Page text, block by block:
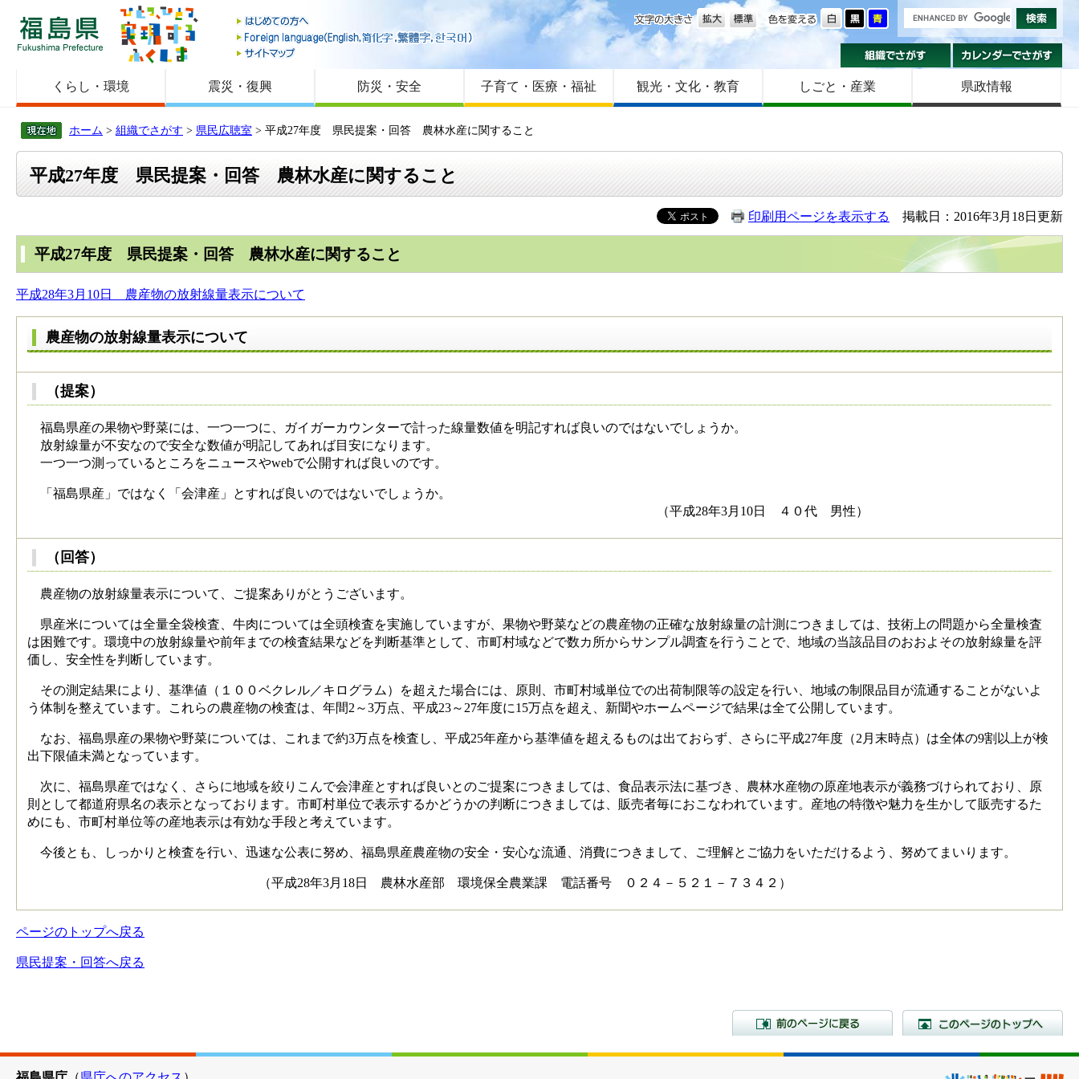
福島県
はじめての方へ
Foreign language
サイトマップ
色を変える
文字の大きさ
組織でさがす
くらし・環境 震災・復興 防災・安全 子育て・医療・福祉 観光・文化・教育 しごと・産業 県政情報
ホーム > 組織でさがす > 県民広聴室 > 平成27年度 県民提案・回答 農林水産に関すること
平成27年度 県民提案・回答 農林水産に関すること
印刷用ページを表示する 掲載日：2016年3月18日更新
平成27年度 県民提案・回答 農林水産に関すること
平成28年3月10日 農産物の放射線量表示について
農産物の放射線量表示について
（提案）
福島県産の果物や野菜には、一つ一つに、ガイガーカウンターで計った線量数値を明記すれば良いのではないでしょうか。
放射線量が不安なので安全な数値が明記してあれば目安になります。
一つ一つ測っているところをニュースやwebで公開すれば良いのです。
「福島県産」ではなく「会津産」とすれば良いのではないでしょうか。
（平成28年3月10日 ４０代 男性）
（回答）
農産物の放射線量表示について、ご提案ありがとうございます。
県産米については全量全袋検査、牛肉については全頭検査を実施していますが、果物や野菜などの農産物の正確な放射線量の計測につきましては、技術上の問題から全量検査
は困難です。環境中の放射線量や前年までの検査結果などを判断基準として、市町村域などで数カ所からサンプル調査を行うことで、地域の当該品目のおおよその放射線量を評
価し、安全性を判断しています。
その測定結果により、基準値（１００ベクレル／キログラム）を超えた場合には、原則、市町村域単位での出荷制限等の設定を行い、地域の制限品目が流通することがないよ
う体制を整えています。これらの農産物の検査は、年間2～3万点、平成23～27年度に15万点を超え、新聞やホームページで結果は全て公開しています。
なお、福島県産の果物や野菜については、これまで約3万点を検査し、平成25年産から基準値を超えるものは出ておらず、さらに平成27年度（2月末時点）は全体の9割以上が検
出下限値未満となっています。
次に、福島県産ではなく、さらに地域を絞りこんで会津産とすれば良いとのご提案につきましては、食品表示法に基づき、農林水産物の原産地表示が義務づけられており、原
則として都道府県名の表示となっております。市町村単位で表示するかどうかの判断につきましては、販売者毎におこなわれています。産地の特徴や魅力を生かして販売するた
めにも、市町村単位等の産地表示は有効な手段と考えています。
今後とも、しっかりと検査を行い、迅速な公表に努め、福島県産農産物の安全・安心な流通、消費につきまして、ご理解とご協力をいただけるよう、努めてまいります。
（平成28年3月18日 農林水産部 環境保全農業課 電話番号 ０２４－５２１－７３４２）
ページのトップへ戻る
県民提案・回答へ戻る
前のページに戻る